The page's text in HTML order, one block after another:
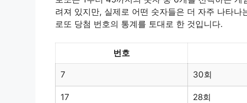
려져 있지만, 실제로 어떤 숫자들은 더 자주 나타
로또 당첨 번호의 통계를 토대로 한 것입니다.
번호
7 30회
17 28회